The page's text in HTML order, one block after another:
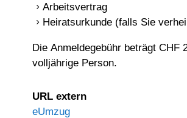
Arbeitsvertrag
Heiratsurkunde (falls Sie
Die Anmeldegebühr beträgt CHF
volljährige Person.
URL extern
eUmzug